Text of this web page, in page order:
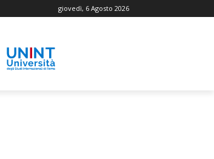
giovedì, 6 Agosto 2026